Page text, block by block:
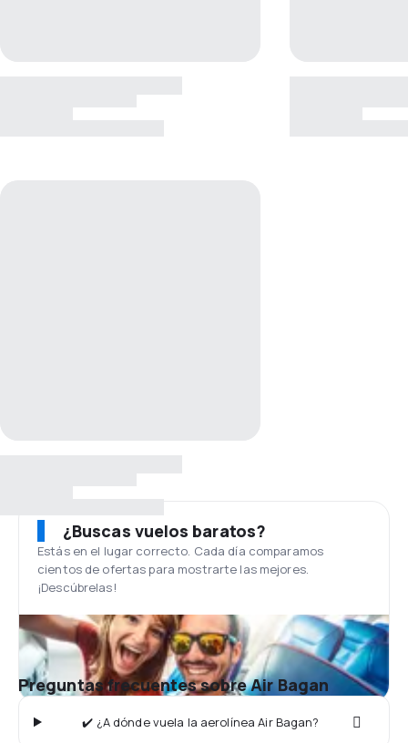
¿Buscas vuelos baratos?
Estás en el lugar correcto. Cada día comparamos
cientos de ofertas para mostrarte las mejores.
¡Descúbrelas!
Preguntas frecuentes sobre Air Bagan
✔️ ¿A dónde vuela la aerolínea Air Bagan?